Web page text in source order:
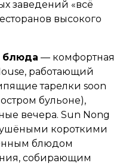
заведений «всё
высокого
блюда — комфортная
работающий
тарелки soon
бульоне),
вечера. Sun Nong
короткими
блюдом
собирающим